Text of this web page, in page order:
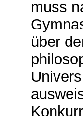
muss
über